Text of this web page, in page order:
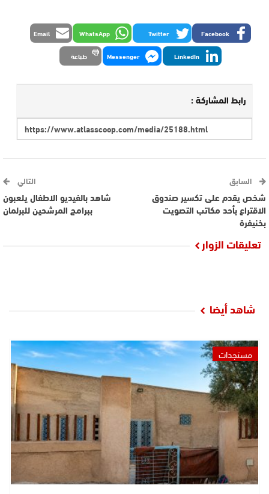
Facebook
Twitter
WhatsApp
Email
LinkedIn
Messenger طباعة
رابط المشاركة :
السابق
شخص يقدم على تكسير صندوق
الاقتراع بأحد مكاتب التصويت
بخنيفرة
التالي
شاهد بالفيديو الاطفال يلعبون
ببرامج المرشحين للبرلمان
تعليقات الزوار
شاهد أيضا
مستجدات